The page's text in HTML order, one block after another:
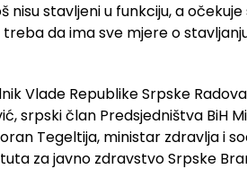
stavljeni u funkciju, a očekuje
da ima sve mjere o
Vlade Republike Srpske
srpski član Predsjedništva BiH
Tegeltija, ministar zdravlja i
za javno zdravstvo Srpske